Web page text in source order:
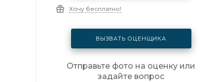
Хочу бесплатно!
ВЫЗВАТЬ ОЦЕНЩИКА
Отправьте фото на оценку или
задайте вопрос